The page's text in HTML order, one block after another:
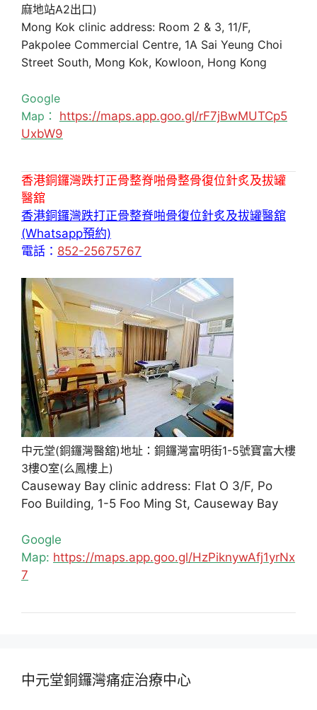
麻地站A2出口)
Mong Kok clinic address: Room 2 & 3, 11/F,
Pakpolee Commercial Centre, 1A Sai Yeung Choi
Street South, Mong Kok, Kowloon, Hong Kong
Google
Map： https://maps.app.goo.gl/rF7jBwMUTCp5
UxbW9
香港銅鑼灣跌打正骨整脊啪骨整骨復位針炙及拔罐
醫舘
香港銅鑼灣跌打正骨整脊啪骨復位針炙及拔罐醫舘
(Whatsapp預約)
電話： 852-25675767
中元堂(銅鑼灣醫舘)地址：銅鑼灣富明街1-5號寶富大樓
3樓O室(么鳳樓上)
Causeway Bay clinic address: Flat O 3/F, Po
Foo Building, 1-5 Foo Ming St, Causeway Bay
Google
Map: https://maps.app.goo.gl/HzPiknywAfj1yrNx
7
中元堂銅鑼灣痛症治療中心